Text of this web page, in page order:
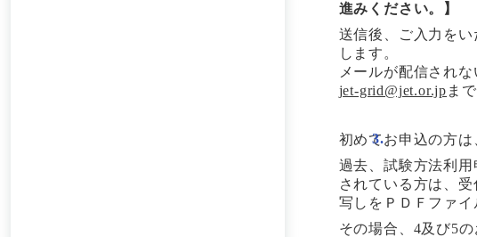
進みください。】
送信後、ご入力を
します。
メールが配信され
jet-grid@jet.or.jp ま
初めてお申込の方は
過去、試験方法利
されている方は、
写しをＰＤＦファイ
その場合、4及び5の